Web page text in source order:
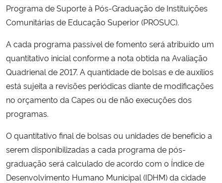
Secretaria de Governo
Advocacia-Geral da União
Banco Central do Brasil
Planalto
Programa de Suporte à Pós-Graduação de Instituições
Comunitárias de Educação Superior (PROSUC).
A cada programa passível de fomento será atribuído um
quantitativo inicial conforme a nota obtida na Avaliação
Quadrienal de 2017. A quantidade de bolsas e de auxílios
está sujeita a revisões periódicas diante de modificações
no orçamento da Capes ou de não execuções dos
programas.
O quantitativo final de bolsas ou unidades de benefício a
serem disponibilizadas a cada programa de pós-
graduação será calculado de acordo com o Índice de
Desenvolvimento Humano Municipal (IDHM) da cidade